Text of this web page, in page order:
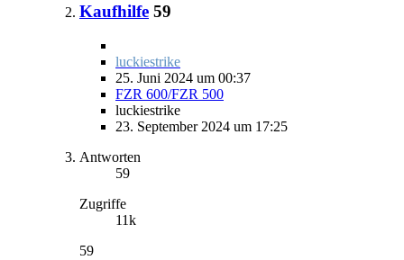
Kaufhilfe 59
luckiestrike
25. Juni 2024 um 00:37
FZR 600/FZR 500
luckiestrike
23. September 2024 um 17:25
Antworten
59
Zugriffe
11k
59